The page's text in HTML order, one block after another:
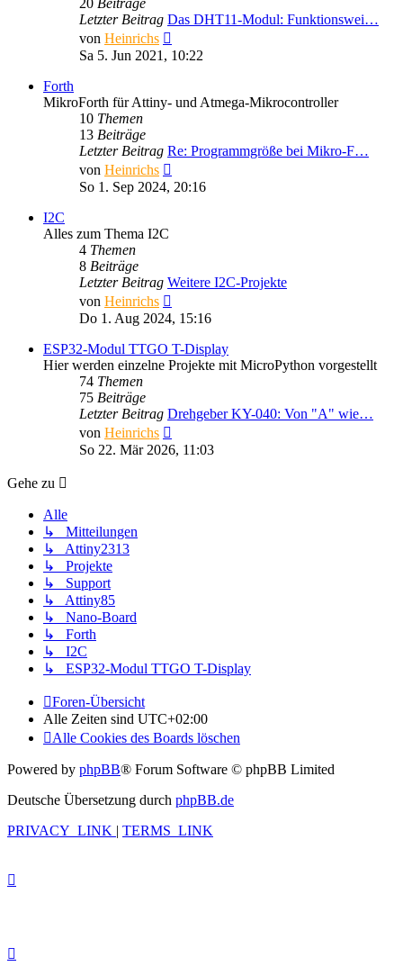
20 Beiträge
Letzter Beitrag Das DHT11-Modul: Funktionswei…
von Heinrichs
Beitrag
Sa 5. Jun 2021, 10:22
Forth
MikroForth für Attiny- und Atmega-Mikrocontroller
10 Themen
13 Beiträge
Letzter Beitrag Re: Programmgröße bei Mikro-F…
von Heinrichs
Beitrag
So 1. Sep 2024, 20:16
I2C
Alles zum Thema I2C
4 Themen
8 Beiträge
Letzter Beitrag Weitere I2C-Projekte
von Heinrichs
Beitrag
Do 1. Aug 2024, 15:16
ESP32-Modul TTGO T-Display
Hier werden einzelne Projekte mit MicroPython vorgestellt
74 Themen
75 Beiträge
Letzter Beitrag Drehgeber KY-040: Von "A" wie…
von Heinrichs
Beitrag
So 22. Mär 2026, 11:03
Gehe zu
Alle
↳ Mitteilungen
↳ Attiny2313
↳ Projekte
↳ Support
↳ Attiny85
↳ Nano-Board
↳ Forth
↳ I2C
↳ ESP32-Modul TTGO T-Display
Foren-Übersicht
Alle Zeiten sind UTC+02:00
Alle Cookies des Boards löschen
Powered by phpBB® Forum Software © phpBB Limited
Deutsche Übersetzung durch phpBB.de
PRIVACY_LINK | TERMS_LINK